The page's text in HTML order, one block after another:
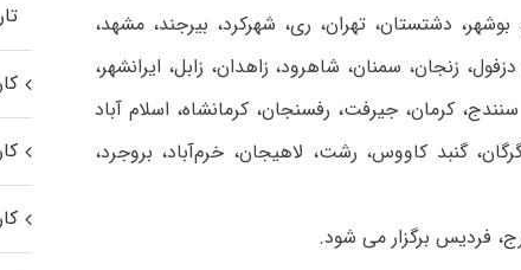
دشتستان، تهران، ری، شهرکرد، بیرجند، مشهد،
زنجان، سمنان، شاهرود، زاهدان، زابل، ایرانشهر،
کرمان، جیرفت، رفسنجان، کرمانشاه، اسلام آباد
گنبد کاووس، رشت، لاهیجان، خرم‌آباد، بروجرد،
فردیس برگزار می شود.